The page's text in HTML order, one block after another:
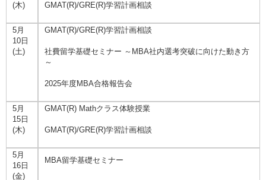
(木)
GMAT(R)/GRE(R)学習計画相談
5月
10日
(土)
GMAT(R)/GRE(R)学習計画相談
社費留学基礎セミナー ～MBA社内選考突破に向けた動き方
～
2025年度MBA合格報告会
5月
15日
(木)
GMAT(R) Mathクラス体験授業
GMAT(R)/GRE(R)学習計画相談
5月
16日
(金)
MBA留学基礎セミナー